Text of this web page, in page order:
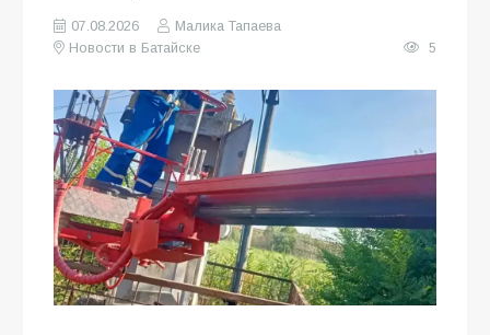
07.08.2026
Малика Тапаева
Новости в Батайске
5